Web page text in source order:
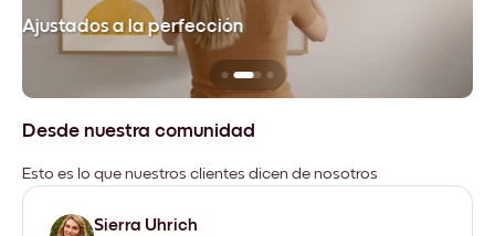
Ajustados a la perfección
Desde nuestra comunidad
Esto es lo que nuestros clientes dicen de nosotros
Sierra Uhrich